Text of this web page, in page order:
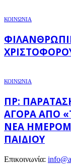
ΚΟΙΝΩΝΙΑ
ΚΟΙΝΩΝΙΑ
ΠΡ:
ΑΓΟΡΆ ΑΠΌ
ΝΈΑ
ΠΑΙΔΙΟΎ
Επικοινωνία: